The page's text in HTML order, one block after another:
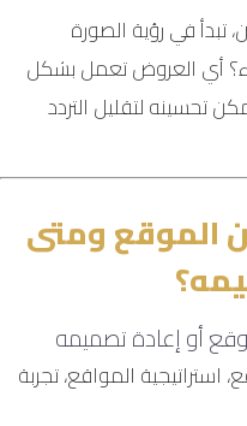
تبدأ في رؤية الصورة
أي العروض تعمل بشكل
تحسينه لتقليل التردد
الموقع ومتى
المواقع، تجربة